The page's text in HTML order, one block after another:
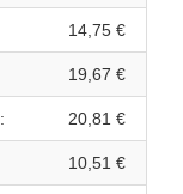
14,75 €
19,67 €
: 20,81 €
10,51 €